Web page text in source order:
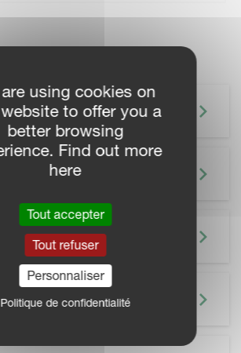
using cookies on
to offer you a
better browsing
Find out more
here
Tout accepter
Tout refuser
Personnaliser
Politique de confidentialité